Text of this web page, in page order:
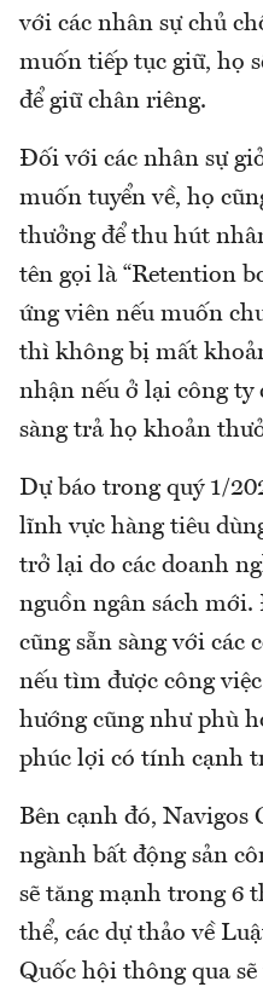
với các nhân sự chủ
muốn tiếp tục giữ, họ
để giữ chân riêng.
Đối với các nhân sự
muốn tuyển về, họ
thưởng để thu hút
tên gọi là “Retention
ứng viên nếu muốn
thì không bị mất
nhận nếu ở lại công ty
sàng trả họ khoản
Dự báo trong quý 1/
lĩnh vực hàng tiêu
trở lại do các doanh
nguồn ngân sách
cũng sẵn sàng với các
nếu tìm được công
hướng cũng như phù
phúc lợi có tính cạnh
Bên cạnh đó, Navigos
ngành bất động sản
sẽ tăng mạnh trong 6
thể, các dự thảo về
Quốc hội thông qua